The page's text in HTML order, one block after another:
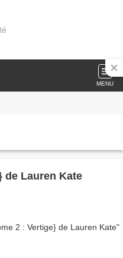
MENU
de Lauren Kate